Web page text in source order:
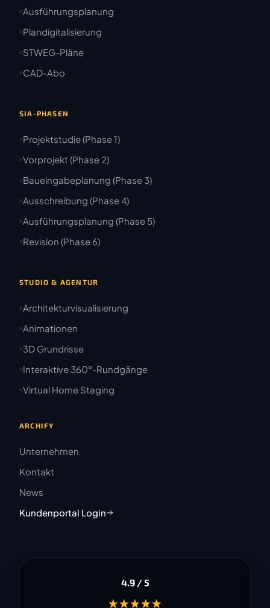
Ausführungsplanung
Plandigitalisierung
STWEG-Pläne
CAD-Abo
SIA-PHASEN
Projektstudie (Phase 1)
Vorprojekt (Phase 2)
Baueingabeplanung (Phase 3)
Ausschreibung (Phase 4)
Ausführungsplanung (Phase 5)
Revision (Phase 6)
STUDIO & AGENTUR
Architekturvisualisierung
Animationen
3D Grundrisse
Interaktive 360°-Rundgänge
Virtual Home Staging
ARCHIFY
Unternehmen
Kontakt
News
Kundenportal Login
4.9 / 5
★★★★★